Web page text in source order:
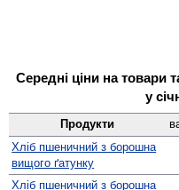
Середні ціни на товари
у
Продукти
Хліб пшеничний з борошна
вищого ґатунку
Хліб пшеничний з борошна